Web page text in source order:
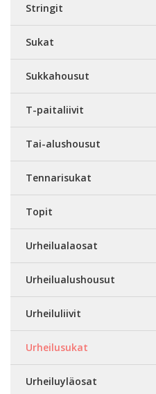
Stringit
Sukat
Sukkahousut
T-paitaliivit
Tai-alushousut
Tennarisukat
Topit
Urheilualaosat
Urheilualushousut
Urheiluliivit
Urheilusukat
Urheiluyläosat